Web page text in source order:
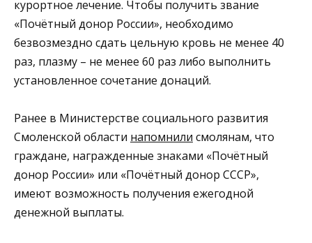
курортное лечение. Чтобы получить звание
«Почётный донор России», необходимо
безвозмездно сдать цельную кровь не менее 40
раз, плазму – не менее 60 раз либо выполнить
установленное сочетание донаций.
Ранее в Министерстве социального развития
Смоленской области напомнили смолянам, что
граждане, награжденные знаками «Почётный
донор России» или «Почётный донор СССР»,
имеют возможность получения ежегодной
денежной выплаты.